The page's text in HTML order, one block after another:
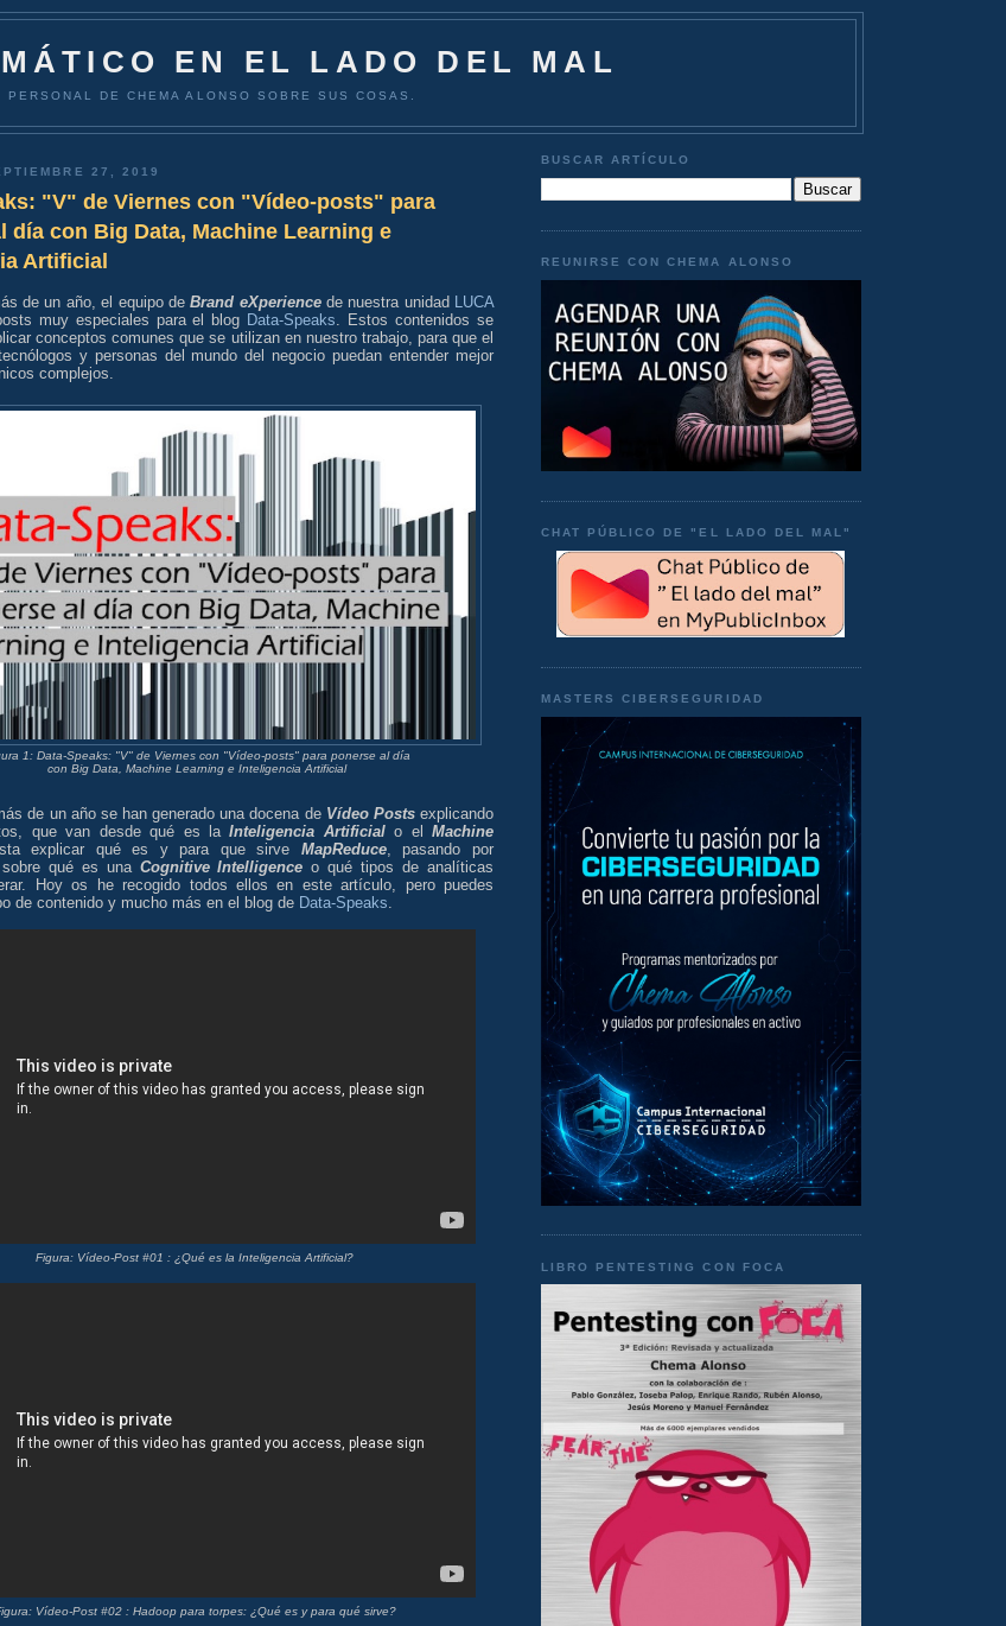
EN EL LADO DEL MAL
PERSONAL DE CHEMA ALONSO SOBRE SUS COSAS.
27, 2019
"V" de Viernes con "Vídeo-posts" para
día con Big Data, Machine Learning e
Artificial
de un año, el equipo deBrand eXperiencede nuestra unidad
LUCA
muy especiales para el blog Data-Speaks . Estos contenidos se
conceptos comunes que se utilizan en nuestro trabajo, para que el
y personas del mundo del negocio puedan entender mejor
complejos.
1: Data-Speaks: "V" de Viernes con "Vídeo-posts" para ponerse al día
con Big Data, Machine Learning e Inteligencia Artificial
de un año se han generado una docena de Vídeo Postsexplicando
que van desde qué es laInteligencia Artificialo elMachine
explicar qué es y para que sirve MapReduce, pasando por
qué es una Cognitive Intelligence o qué tipos de analíticas
Hoy os he recogido todos ellos en este artículo, pero puedes
de contenido y mucho más en el blog de Data-Speaks.
Figura: Vídeo-Post #01 : ¿Qué es la Inteligencia Artificial?
Vídeo-Post #02 : Hadoop para torpes: ¿Qué es y para qué sirve?
BUSCAR ARTÍCULO
REUNIRSE CON CHEMA ALONSO
CHAT PÚBLICO DE "EL LADO DEL MAL"
MASTERS CIBERSEGURIDAD
LIBRO PENTESTING CON FOCA